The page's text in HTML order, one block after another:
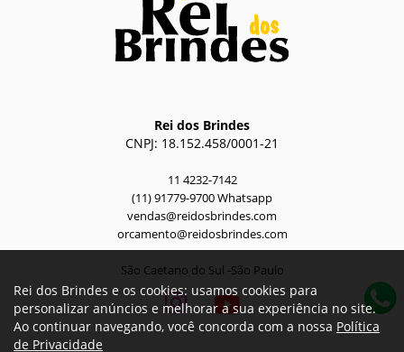
Rei dos Brindes
CNPJ: 18.152.458/0001-21
11 4232-7142
(11) 91779-9700 Whatsapp
vendas@reidosbrindes.com
orcamento@reidosbrindes.com
São Caetano do Sul -São Paulo
Rei dos Brindes e os cookies: usamos cookies para
personalizar anúncios e melhorar a sua experiência no site.
Ao continuar navegando, você concorda com a nossa Política
de Privacidade